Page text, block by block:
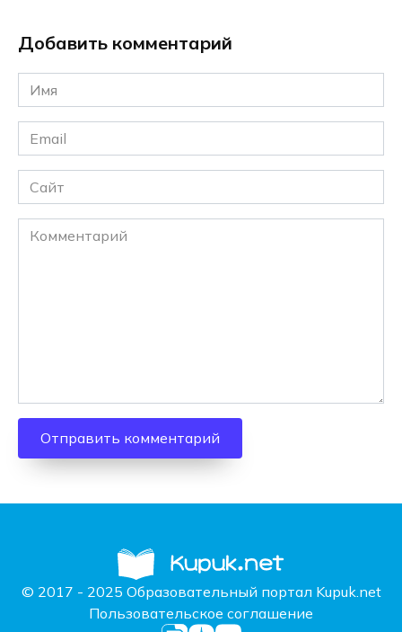
Добавить комментарий
Имя
*
Email
*
Сайт
Комментарий
© 2017 - 2025 Образовательный портал Kupuk.net
Пользовательское соглашение